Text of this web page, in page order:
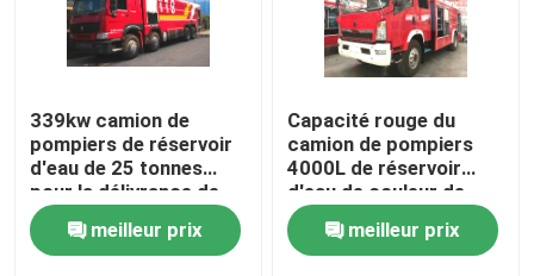
339kw camion de
pompiers de réservoir
d'eau de 25 tonnes
pour la délivrance de
secours de lutte
contre l'incendie
meilleur prix
Capacité rouge du
camion de pompiers
4000L de réservoir
d'eau de couleur de
HOWO pour la
pulvérisation
polyvalente de route
meilleur prix